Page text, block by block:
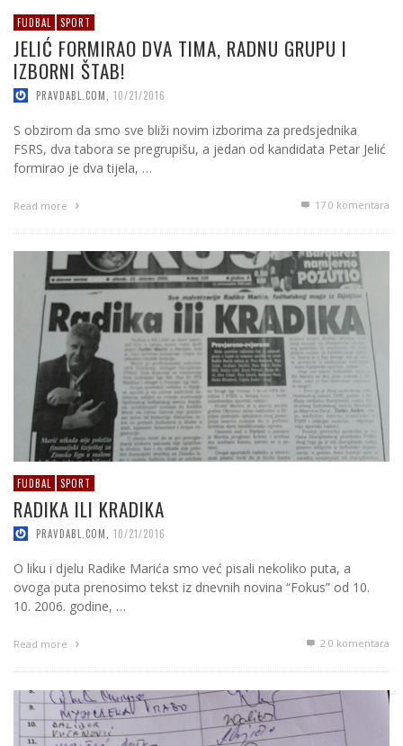
FUDBAL SPORT
JELIĆ FORMIRAO DVA TIMA, RADNU GRUPU I
IZBORNI ŠTAB!
PRAVDABL.COM 10/21/2016
S obzirom da smo sve bliži novim izborima za predsjednika
FSRS, dva tabora se pregrupišu, a jedan od kandidata Petar Jelić
formirao je dva tijela, …
Read more 17 0 komentara
FUDBAL SPORT
RADIKA ILI KRADIKA
PRAVDABL.COM 10/21/2016
O liku i djelu Radike Marića smo već pisali nekoliko puta, a
ovoga puta prenosimo tekst iz dnevnih novina “Fokus” od 10.
10. 2006. godine, …
Read more 2 0 komentara